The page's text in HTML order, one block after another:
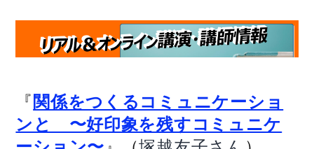
『 関係をつくるコミュニケーショ
ンと 〜好印象を残すコミュニケ